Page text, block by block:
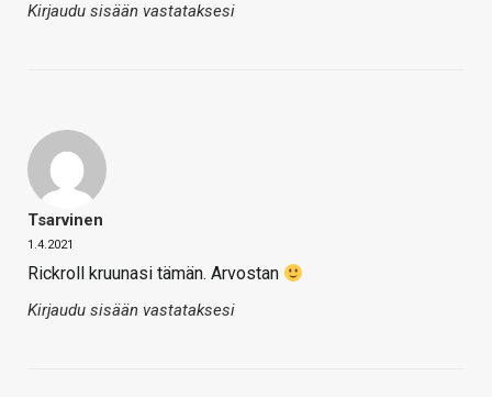
Kirjaudu sisään vastataksesi
Tsarvinen
1.4.2021
Rickroll kruunasi tämän. Arvostan
Kirjaudu sisään vastataksesi